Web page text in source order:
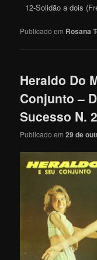
12-Solidão a dois
Publicado em Rosana
Heraldo Do
Conjunto –
Sucesso N.
Publicado em29 de